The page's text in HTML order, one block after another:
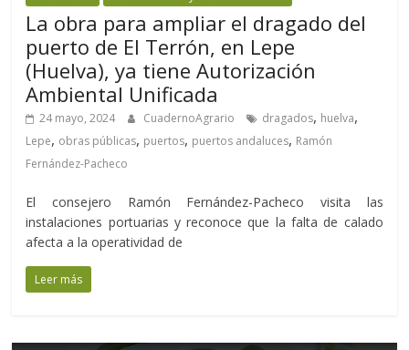
La obra para ampliar el dragado del
puerto de El Terrón, en Lepe
(Huelva), ya tiene Autorización
Ambiental Unificada
24 mayo, 2024 CuadernoAgrario dragados, huelva,
Lepe, obras públicas, puertos, puertos andaluces, Ramón
Fernández-Pacheco
El consejero Ramón Fernández-Pacheco visita las
instalaciones portuarias y reconoce que la falta de calado
afecta a la operatividad de
Leer más